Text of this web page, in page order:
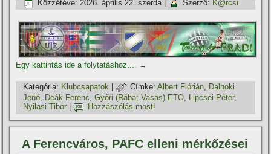
Közzétéve: 2026. április 22. szerda Szerző: K@rcsi
Egy kattintás ide a folytatáshoz.... →
Kategória: Klubcsapatok Címke: Albert Flórián
Dalnoki
Jenő Deák Ferenc ,Győri (Rába; Vasas) ETO Lipcsei Péter,
Nyilasi Tibor
Hozzászólás most!
A Ferencváros, PAFC elleni mérkőzései